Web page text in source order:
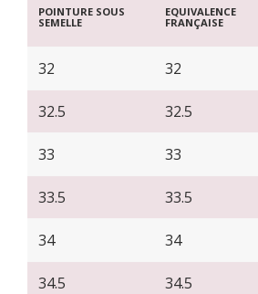
POINTURE SOUS
SEMELLE
EQUIVALENCE
FRANÇAISE
32 32
32.5 32.5
33 33
33.5 33.5
34 34
34.5 34.5